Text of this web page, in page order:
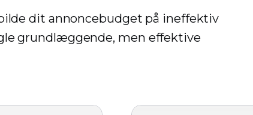
dit annoncebudget på ineffektiv
grundlæggende, men effektive